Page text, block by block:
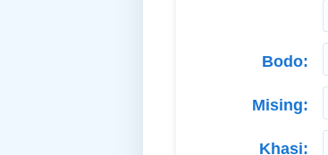
Bodo:
Mising:
Khasi: